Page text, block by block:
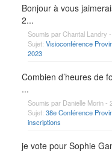
Bonjour à vous
2...
Soumis par Chantal Landry
Sujet: Visioconférence
2023
Combien d’heures de
...
Soumis par Danielle Morin -
Sujet: 38e Conférence
inscriptions
je vote pour Sophie